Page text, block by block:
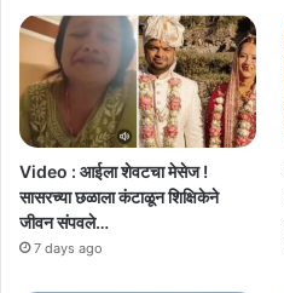
Video : आईला शेवटचा मेसेज !
सासरच्या छळाला कंटाळून शिक्षिकेने
जीवन संपवले…
7 days ago